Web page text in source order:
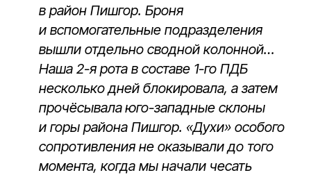
в район Пишгор. Броня
и вспомогательные подразделения
вышли отдельно сводной колонной…
Наша 2-я рота в составе 1-го ПДБ
несколько дней блокировала, а затем
прочёсывала юго-западные склоны
и горы района Пишгор. «Духи» особого
сопро­тивления не оказывали до того
момента, когда мы начали чесать